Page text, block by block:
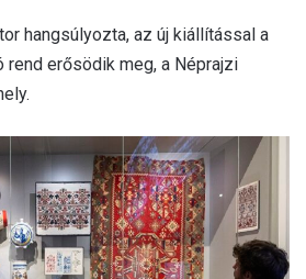
hangsúlyozta, az új kiállítással a
rend erősödik meg, a Néprajzi